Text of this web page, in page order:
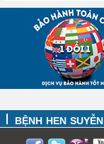
BỆNH HEN SUYỄN